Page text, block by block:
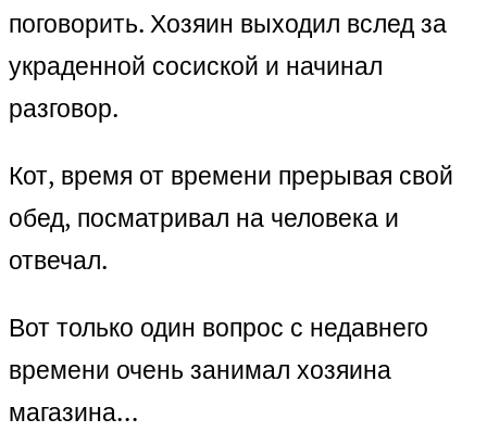
поговорить. Хозяин выходил вслед за
украденной сосиской и начинал
разговор.
Кот, время от времени прерывая свой
обед, посматривал на человека и
отвечал.
Вот только один вопрос с недавнего
времени очень занимал хозяина
магазина…